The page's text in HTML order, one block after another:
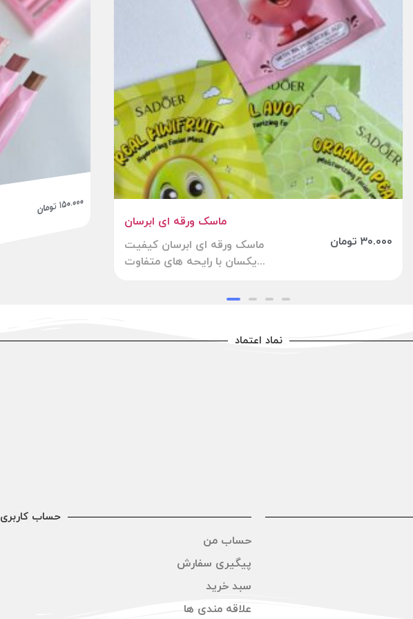
ماسک ورقه ای ابرسان
ماسک ورقه ای ابرسان کیفیت
یکسان با رایحه های متفاوت...
۳۰.۰۰۰ تومان
۱۵۰.۰۰۰ تومان
نماد اعتماد
حساب کاربری
حساب من
پیگیری سفارش
سبد خرید
علاقه مندی ها